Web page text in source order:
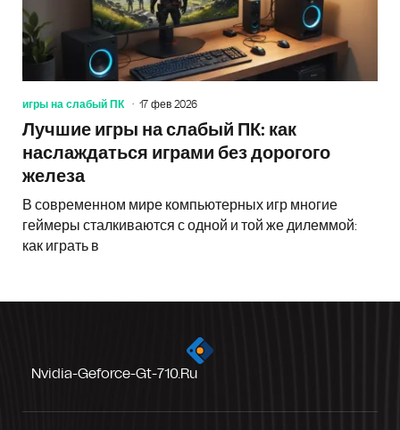
игры на слабый ПК 17 фев 2026
Лучшие игры на слабый ПК: как
наслаждаться играми без дорогого
железа
В современном мире компьютерных игр многие
геймеры сталкиваются с одной и той же дилеммой:
как играть в
Nvidia-Geforce-Gt-710.ru